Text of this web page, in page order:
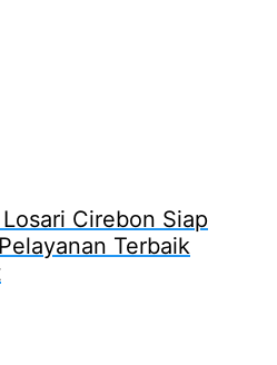
Cirebon Siap
Terbaik